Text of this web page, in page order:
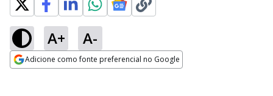
A+ A-
Adicione como fonte preferencial no Google